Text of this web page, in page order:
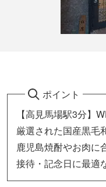
ポイント
【高見馬場駅3分】
厳選された国産黒毛
鹿児島焼酎やお肉に
接待・記念日に最適